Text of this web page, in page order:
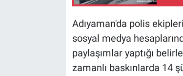
Adıyaman'da polis
sosyal medya
paylaşımlar yaptığı
zamanlı baskınlarda 14